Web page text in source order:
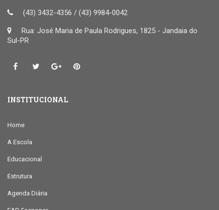
(43) 3432-4356 / (43) 9984-0042
Rua: José Maria de Paula Rodrigues, 1825 - Jandaia do
Sul-PR
INSTITUCIONAL
Home
A Escola
Educacional
Estrutura
Agenda Diária